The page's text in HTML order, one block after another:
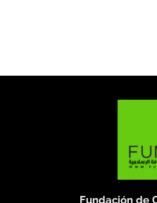
Fundación de